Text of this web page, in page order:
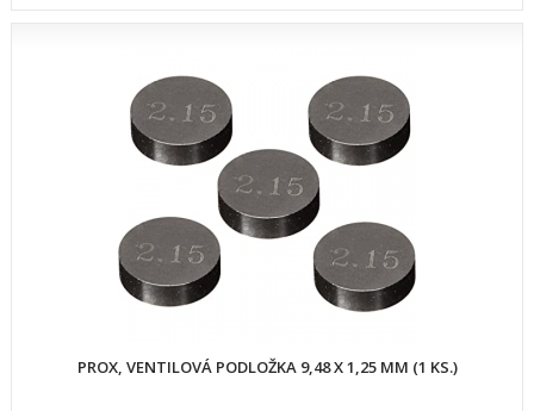
PROX, VENTILOVÁ PODLOŽKA 9,48 X 1,25 MM (1 KS.)